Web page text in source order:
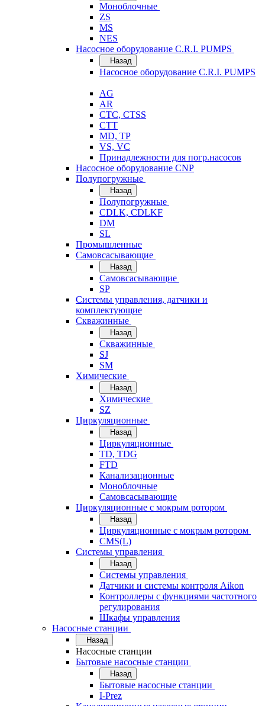
Моноблочные
ZS
MS
NES
Насосное оборудование C.R.I. PUMPS
Назад
Насосное оборудование C.R.I. PUMPS
AG
AR
CTC, CTSS
CTT
MD, TP
VS, VC
Принадлежности для погр.насосов
Насосное оборудование CNP
Полупогружные
Назад
Полупогружные
CDLK, CDLKF
DM
SL
Промышленные
Самовсасывающие
Назад
Самовсасывающие
SP
Системы управления, датчики и
комплектующие
Скважинные
Назад
Скважинные
SJ
SM
Химические
Назад
Химические
SZ
Циркуляционные
Назад
Циркуляционные
TD, TDG
FTD
Канализационные
Моноблочные
Самовсасывающие
Циркуляционные с мокрым ротором
Назад
Циркуляционные с мокрым ротором
CMS(L)
Системы управления
Назад
Системы управления
Датчики и системы контроля Aikon
Контроллеры с функциями частотного
регулирования
Шкафы управления
Насосные станции
Назад
Насосные станции
Бытовые насосные станции
Назад
Бытовые насосные станции
I-Prez